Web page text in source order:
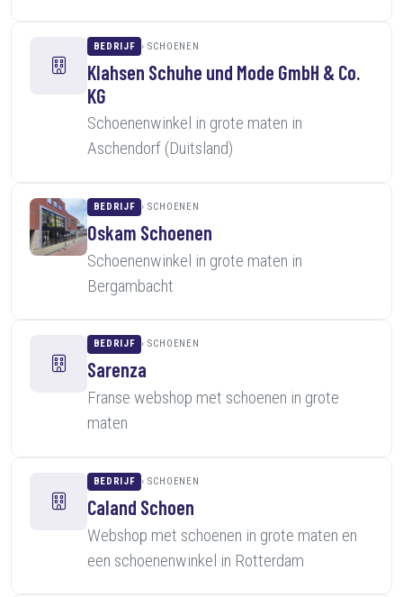
BEDRIJF SCHOENEN
Klahsen Schuhe und Mode GmbH & Co.
KG
Schoenenwinkel in grote maten in
Aschendorf (Duitsland)
BEDRIJF SCHOENEN
Oskam Schoenen
Schoenenwinkel in grote maten in
Bergambacht
BEDRIJF SCHOENEN
Sarenza
Franse webshop met schoenen in grote
maten
BEDRIJF SCHOENEN
Caland Schoen
Webshop met schoenen in grote maten en
een schoenenwinkel in Rotterdam